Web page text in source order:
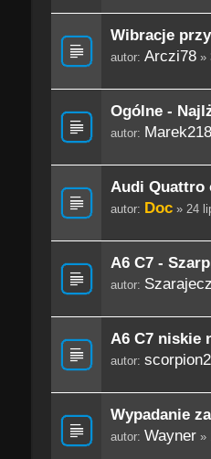
Wibracje
autor: Arczi78»
Ogólne -
autor: Marek218
Audi Quattro
autor: Doc» 24
A6 C7 -
autor:
A6 C7 niskie
autor:
Wypadanie
autor: Wayner»